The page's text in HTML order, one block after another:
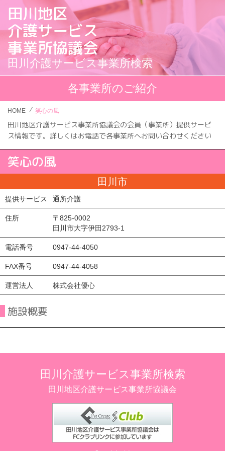
田川地区
介護サービス
事業所協議会
田川介護サービス事業所検索
各事業所のご紹介
HOME 笑心の風
田川地区介護サービス事業所協議会の会員（事業所）提供サービ
ス情報です。 詳しくはお電話で各事業所へお問い合わせください
笑心の風
田川市
提供サービス 通所介護
住所
〒825-0002
田川市大字伊田2793-1
電話番号 0947-44-4050
FAX番号 0947-44-4058
運営法人 株式会社優心
施設概要
田川介護サービス事業所検索
田川地区介護サービス事業所協議会